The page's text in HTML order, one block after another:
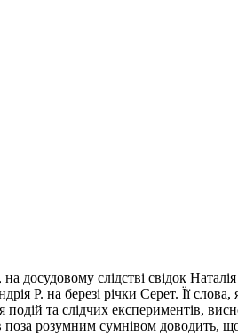
слідстві свідок
Р. на березі річки Серет. Її слова,
подій та слідчих експериментів,
поза розумним сумнівом доводить,